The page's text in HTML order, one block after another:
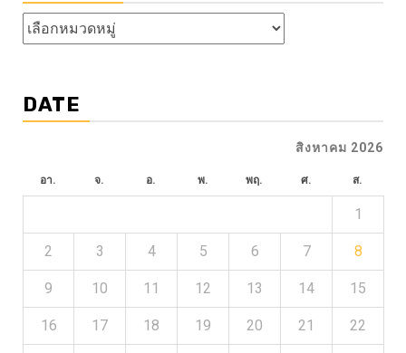
หัวข้อ
ข่าว
DATE
สิงหาคม 2026
อา. จ. อ. พ. พฤ. ศ. ส.
1
2 3 4 5 6 7 8
9 10 11 12 13 14 15
16 17 18 19 20 21 22